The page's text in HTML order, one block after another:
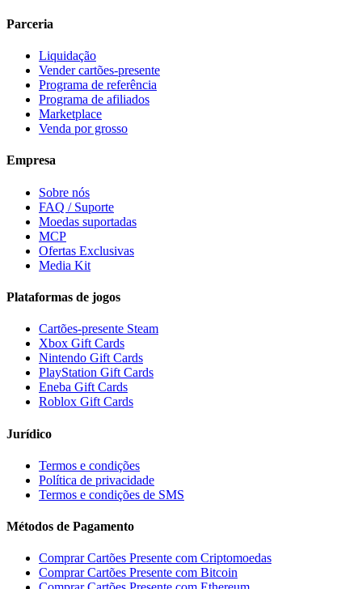
Parceria
Liquidação
Vender cartões-presente
Programa de referência
Programa de afiliados
Marketplace
Venda por grosso
Empresa
Sobre nós
FAQ / Suporte
Moedas suportadas
MCP
Ofertas Exclusivas
Media Kit
Plataformas de jogos
Cartões-presente Steam
Xbox Gift Cards
Nintendo Gift Cards
PlayStation Gift Cards
Eneba Gift Cards
Roblox Gift Cards
Jurídico
Termos e condições
Política de privacidade
Termos e condições de SMS
Métodos de Pagamento
Comprar Cartões Presente com Criptomoedas
Comprar Cartões Presente com Bitcoin